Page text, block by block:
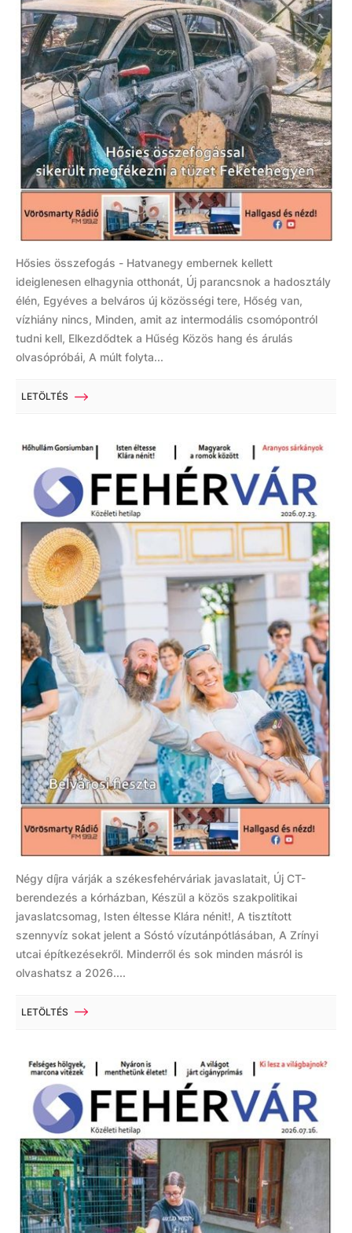
Hősies összefogás - Hatvanegy embernek kellett
ideiglenesen elhagynia otthonát, Új parancsnok a hadosztály
élén, Egyéves a belváros új közösségi tere, Hőség van,
vízhiány nincs, Minden, amit az intermodális csomópontról
tudni kell, Elkezdődtek a Hűség Közös hang és árulás
olvasópróbái, A múlt folyta...
LETÖLTÉS
Négy díjra várják a székesfehérváriak javaslatait, Új CT-
berendezés a kórházban, Készül a közös szakpolitikai
javaslatcsomag, Isten éltesse Klára nénit!, A tisztított
szennyvíz sokat jelent a Sóstó vízutánpótlásában, A Zrínyi
utcai építkezésekről. Minderről és sok minden másról is
olvashatsz a 2026....
LETÖLTÉS